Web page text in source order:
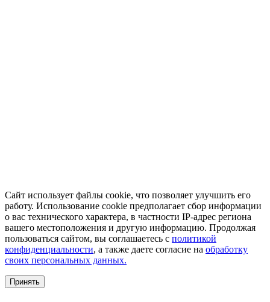
Сайт использует файлы cookie, что позволяет улучшить его
работу. Использование cookie предполагает сбор информации
о вас технического характера, в частности IP-адрес региона
вашего местоположения и другую информацию. Продолжая
пользоваться сайтом, вы соглашаетесь с политикой
конфиденциальности, а также даете согласие на обработку
своих персональных данных.
Принять